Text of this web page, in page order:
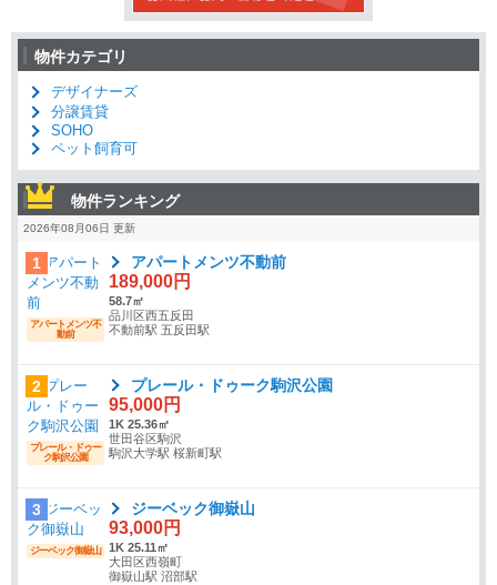
物件カテゴリ
デザイナーズ
分譲賃貸
SOHO
ペット飼育可
物件ランキング
2026年08月06日 更新
1
アパートメンツ不
動前
アパートメンツ不動前
189,000円
58.7㎡
品川区西五反田
不動前駅 五反田駅
2
プレール・ドゥー
ク駒沢公園
プレール・ドゥーク駒沢公園
95,000円
1K 25.36㎡
世田谷区駒沢
駒沢大学駅 桜新町駅
3
ジーベック御嶽山
ジーベック御嶽山
93,000円
1K 25.11㎡
大田区西嶺町
御嶽山駅 沼部駅